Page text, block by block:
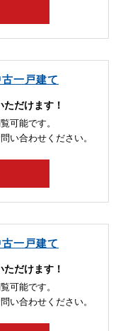
一戸建て
だけます！
可能です。
い合わせください。
一戸建て
だけます！
可能です。
い合わせください。